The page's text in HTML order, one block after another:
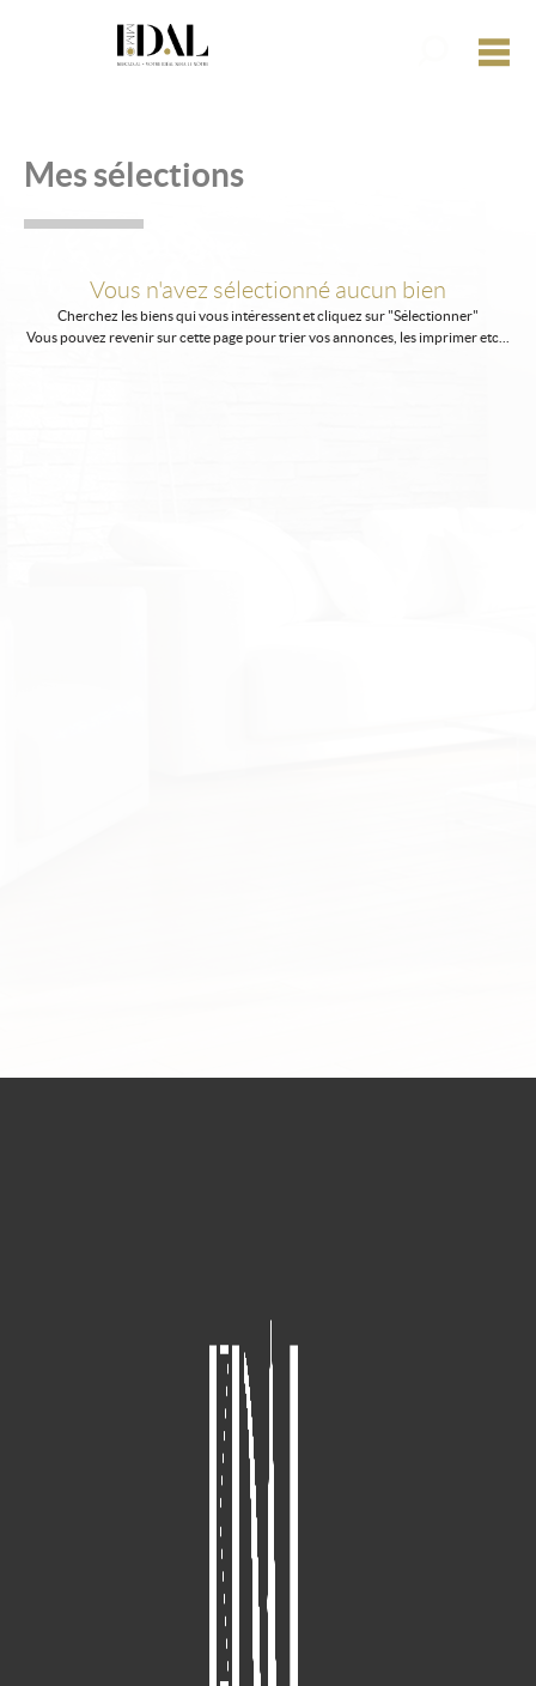
Affiner la
Estimer un bien
Créer une alerte e-mail
Mes sélections
Mes sélections
Vous n'avez sélectionné aucun bien
Cherchez les biens qui vous intéressent et cliquez sur "Sélectionner"
Vous pouvez revenir sur cette page pour trier vos annonces, les imprimer etc...